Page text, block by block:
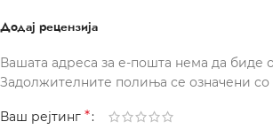
Додај рецензија
Вашата адреса за е-пошта нема да биде
Задолжителните полиња се означени со
Ваш рејтинг *